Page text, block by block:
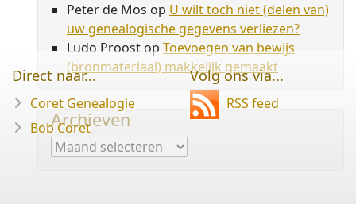
Peter de Mos op U wilt toch niet (delen van)
uw genealogische gegevens verliezen?
Ludo Proostop Toevoegen van bewijs
(bronmateriaal) makkelijk gemaakt
Archieven
Archieven
Direct naar...
Coret Genealogie
Bob Coret
Volg ons via...
RSS feed